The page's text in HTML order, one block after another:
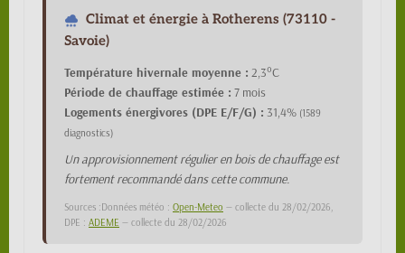
Climat et énergie à Rotherens (73110 -
Savoie)
Température hivernale moyenne : 2,3°C
Période de chauffage estimée : 7 mois
Logements énergivores (DPE E/F/G) : 31,4% (1589
diagnostics)
Un approvisionnement régulier en bois de chauffage est
fortement recommandé dans cette commune.
Sources :Données météo : Open-Meteo — collecte du 28/02/2026,
DPE : ADEME — collecte du 28/02/2026